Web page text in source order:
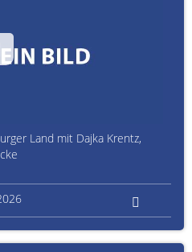
Land mit Dajka Krentz,